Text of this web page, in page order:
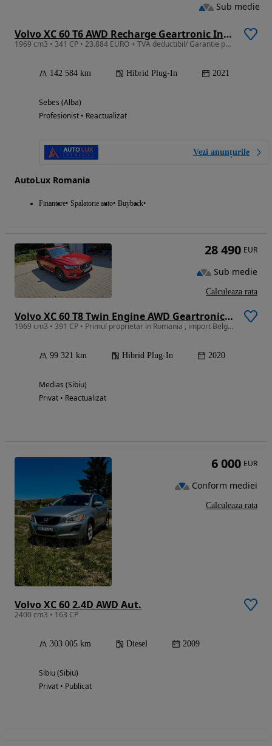
Volvo XC 60 T6 AWD Recharge Geartronic Inscription
1969 cm3 • 341 CP • 23.884 EURO + TVA deductibil/ Garantie pana la 3 Ani/ Istoric Service
142 584 km Hibrid Plug-In 2021
Sebes (Alba)
Profesionist • Reactualizat
Vezi anunțurile
AutoLux Romania
Finantare Spalatorie auto Buyback
Sub medie
Volvo XC 60 T8 Twin Engine AWD Geartronic Inscription
1969 cm3 • 391 CP • Primul proprietar in Romania , import Belgia prin AutoLux Sebes
99 321 km Hibrid Plug-In 2020
Medias (Sibiu)
Privat • Reactualizat
28 490 EUR
Sub medie
Calculeaza rata
Volvo XC 60 2.4D AWD Aut.
2400 cm3 • 163 CP
303 005 km Diesel 2009
Sibiu (Sibiu)
Privat • Publicat
6 000 EUR
Conform mediei
Calculeaza rata